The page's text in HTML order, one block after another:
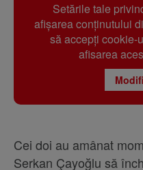
Setările tale
afișarea conținutului
să accepți cookie-
afisarea
Cei doi au amânat
Serkan Çayoğlu să